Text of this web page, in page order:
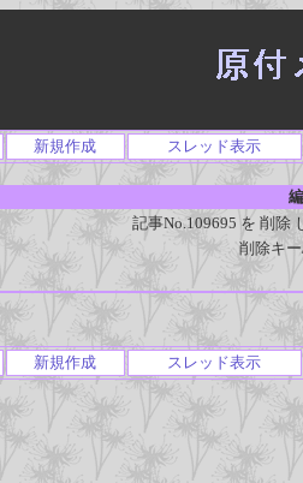
新規作成 スレッド表示
記事No.109695 を 削除
削除キ
新規作成 スレッド表示